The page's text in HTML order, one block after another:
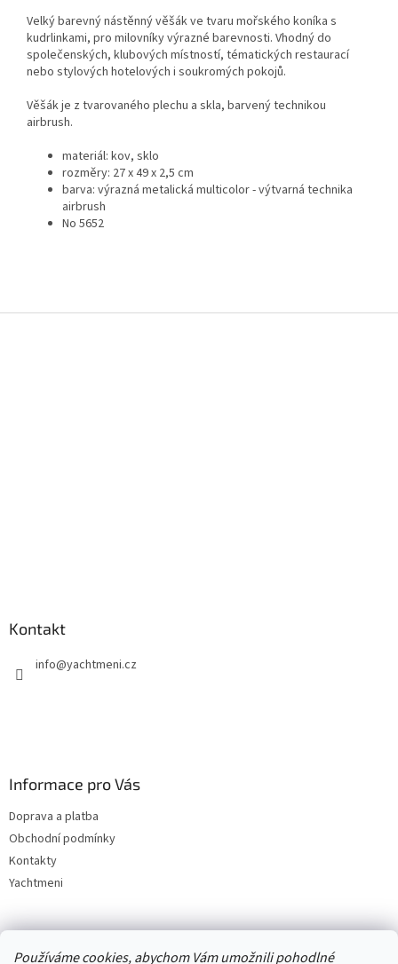
Používáme cookies, abychom Vám umožnili pohodlné
Velký barevný nástěnný věšák ve tvaru mořského koníka s
kudrlinkami, pro milovníky výrazné barevnosti. Vhodný do
společenských, klubových místností, tématických restaurací
nebo stylových hotelových i soukromých pokojů.
Věšák je z tvarovaného plechu a skla, barvený technikou
airbrush.
materiál: kov, sklo
rozměry: 27 x 49 x 2,5 cm
barva: výrazná metalická multicolor- výtvarná technika
airbrush
No 5652
Kontakt
info@yachtmeni.cz
Informace pro Vás
Doprava a platba
Obchodní podmínky
Kontakty
Yachtmeni
Zboží.cz Heureka.cz Yachtmeni ComGate Payments, a.s.